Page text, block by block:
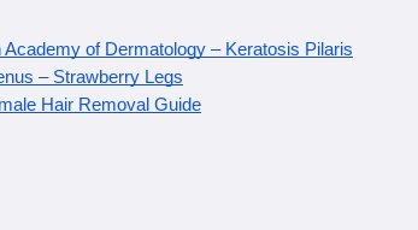
Academy of Dermatology – Keratosis Pilaris
– Strawberry Legs
Hair Removal Guide